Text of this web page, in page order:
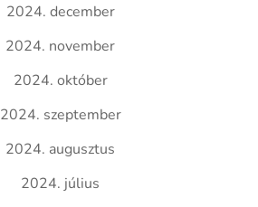
2024. december
2024. november
2024. október
2024. szeptember
2024. augusztus
2024. július